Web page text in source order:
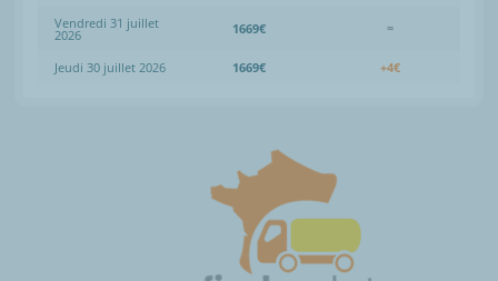
Vendredi 31 juillet
2026 1669€ =
Jeudi 30 juillet 2026 1669€ +4€